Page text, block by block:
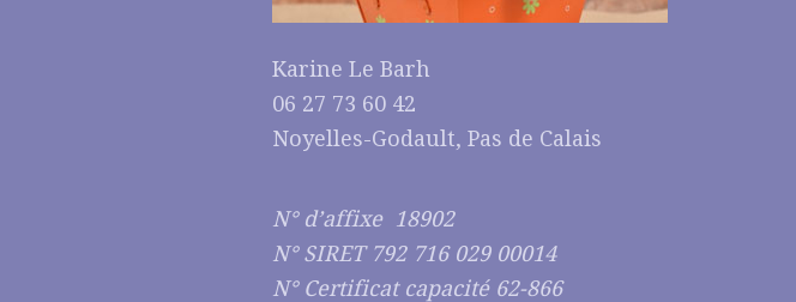
Karine Le Barh
06 27 73 60 42
Noyelles-Godault, Pas de Calais
N° d’affixe 18902
N° SIRET 792 716 029 00014
N° Certificat capacité 62-866